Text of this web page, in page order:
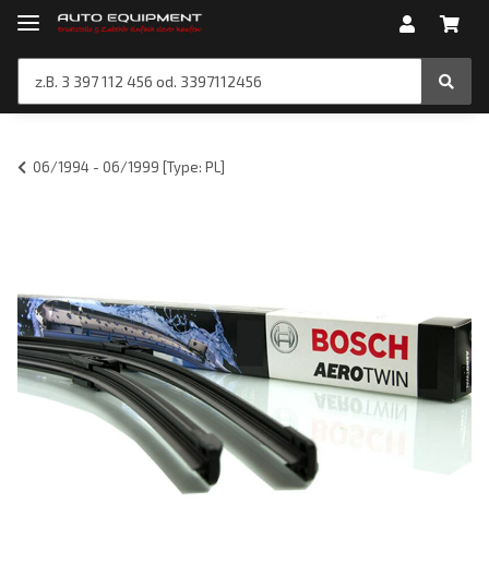
06/1994 - 06/1999 [Type: PL]